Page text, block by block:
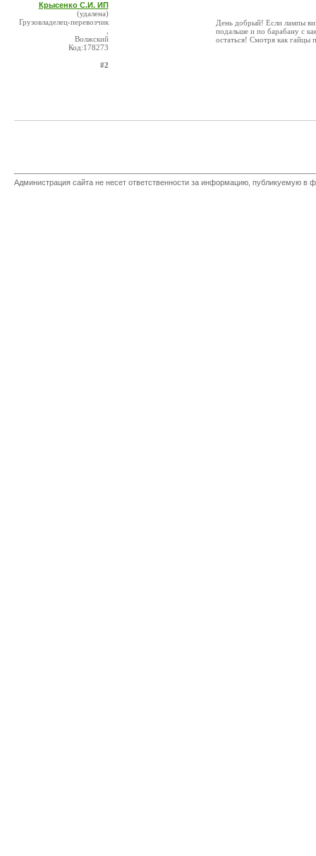
Крысенко С.И. ИП
(удалена)
Грузовладелец-перевозчик
Волжский
Код:178273
#2
День добрый! Если лампы
подальше и по барабану с
остаться! Смотря как
Администрация сайта не несет ответственности за информацию, публикуемую